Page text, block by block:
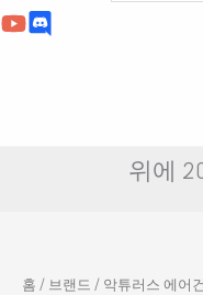
위에
홈 / 브랜드 / 악튜러스 에어건